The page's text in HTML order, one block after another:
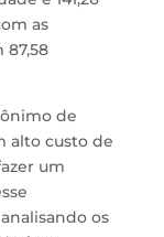
as
de
alto custo de
um
os